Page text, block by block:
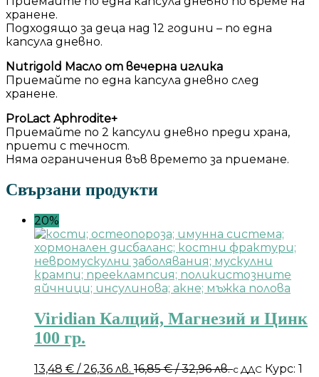
хранене.
Подходящо за деца над 12 години – по една
капсула дневно.
Nutrigold Масло от вечерна иглика
Приемайте по една капсула дневно след
хранене.
ProLact Aphrodite+
Приемайте по 2 капсули дневно преди храна,
приети с течност.
Няма ограничения във времето за приемане.
Свързани продукти
20%
Viridian Калций, Магнезий и Цинк
100 гр.
13,48 € / 26,36 лв. 16,85€/ 32,96 лв.с ДДС Курс: 1